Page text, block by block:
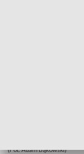
(Fot. Adam Bąkowski)